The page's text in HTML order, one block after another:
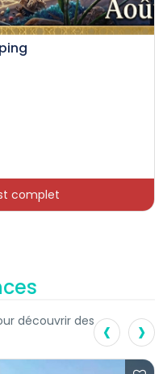
complet
découvrir des ‹ ›